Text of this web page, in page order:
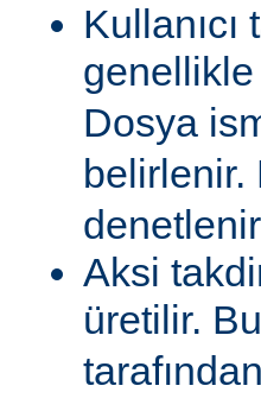
Kullanıcı
genellikle
Dosya
belirlenir.
Aksi
üretilir.